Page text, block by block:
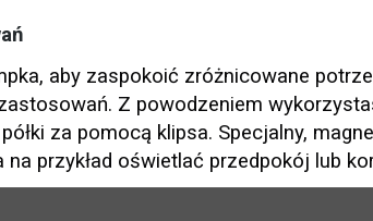
aby zaspokoić zróżnicowane
Z powodzeniem
za pomocą klipsa. Specjalny,
na przykład oświetlać przedpokój lub